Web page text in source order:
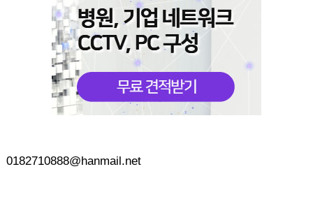
0182710888@hanmail.net